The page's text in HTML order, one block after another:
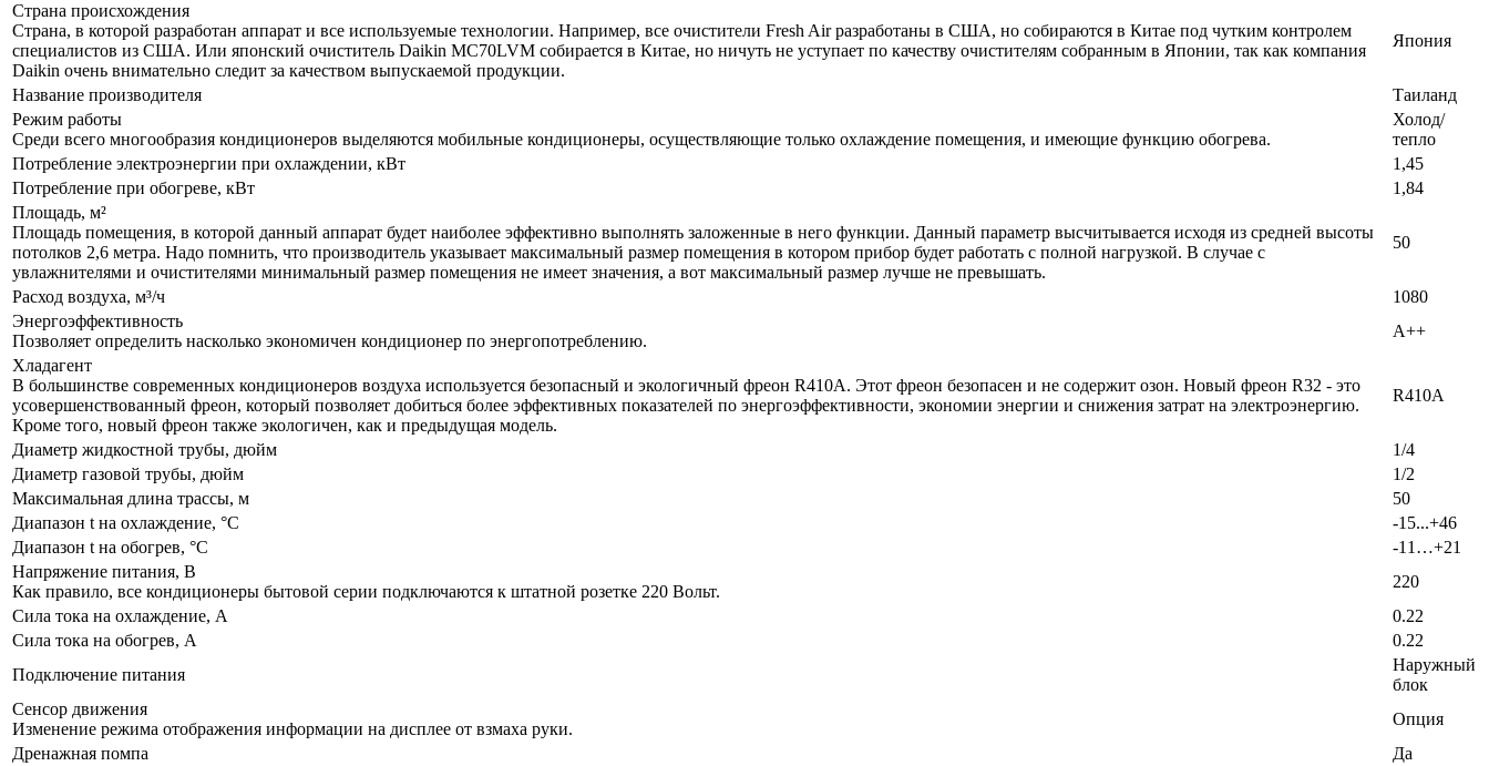
Страна происхождения
Страна, в которой разработан аппарат и все используемые технологии. Например, все очистители Fresh Air разработаны в США, но собираются в Китае под чутким контролем
специалистов из США. Или японский очиститель Daikin MC70LVM собирается в Китае, но ничуть не уступает по качеству очистителям собранным в Японии, так как компания
Daikin очень внимательно следит за качеством выпускаемой продукции.
Япония
Название производителя
Таиланд
Режим работы
Среди всего многообразия кондиционеров выделяются мобильные кондиционеры, осуществляющие только охлаждение помещения, и имеющие функцию обогрева.
Холод/
тепло
Потребление электроэнергии при охлаждении, кВт
1,45
Потребление при обогреве, кВт
1,84
Площадь, м²
Площадь помещения, в которой данный аппарат будет наиболее эффективно выполнять заложенные в него функции. Данный параметр высчитывается исходя из средней высоты
потолков 2,6 метра. Надо помнить, что производитель указывает максимальный размер помещения в котором прибор будет работать с полной нагрузкой. В случае с
увлажнителями и очистителями минимальный размер помещения не имеет значения, а вот максимальный размер лучше не превышать.
50
Расход воздуха, м³/ч
1080
Энергоэффективность
Позволяет определить насколько экономичен кондиционер по энергопотреблению.
A++
Хладагент
В большинстве современных кондиционеров воздуха используется безопасный и экологичный фреон R410A. Этот фреон безопасен и не содержит озон. Новый фреон R32 - это
усовершенствованный фреон, который позволяет добиться более эффективных показателей по энергоэффективности, экономии энергии и снижения затрат на электроэнергию.
Кроме того, новый фреон также экологичен, как и предыдущая модель.
R410A
Диаметр жидкостной трубы, дюйм
1/4
Диаметр газовой трубы, дюйм
1/2
Максимальная длина трассы, м
50
Диапазон t на охлаждение, °С
-15...+46
Диапазон t на обогрев, °С
-11…+21
Напряжение питания, В
Как правило, все кондиционеры бытовой серии подключаются к штатной розетке 220 Вольт.
220
Сила тока на охлаждение, А
0.22
Сила тока на обогрев, А
0.22
Подключение питания
Наружный
блок
Сенсор движения
Изменение режима отображения информации на дисплее от взмаха руки.
Опция
Дренажная помпа
Да